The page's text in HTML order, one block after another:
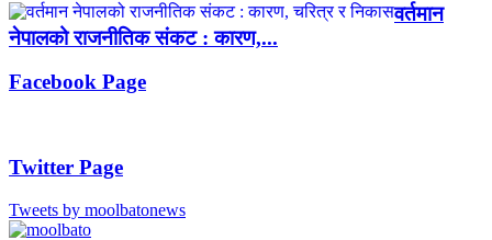
वर्तमान
नेपालको राजनीतिक संकट : कारण,...
Facebook Page
Twitter Page
Tweets by moolbatonews